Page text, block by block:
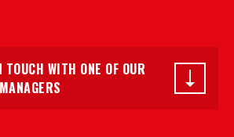
TOUCH WITH ONE OF OUR